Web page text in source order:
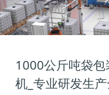
1000公斤吨袋
机_专业研发生